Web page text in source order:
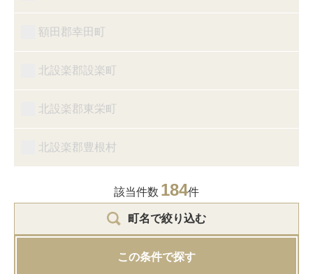
額田郡幸田町
北設楽郡設楽町
北設楽郡東栄町
北設楽郡豊根村
該当件数 184件
町名で絞り込む
この条件で探す